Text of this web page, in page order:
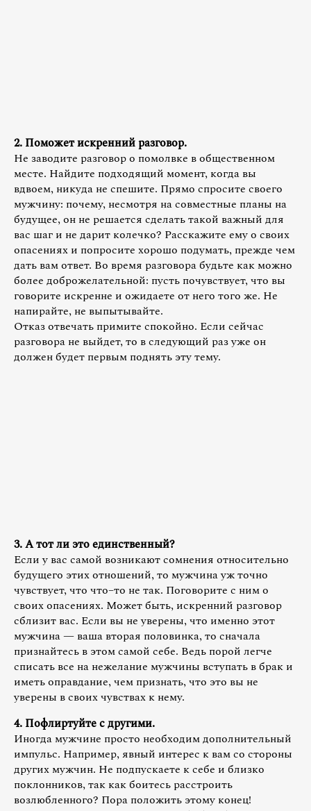
2. Поможет искренний разговор.
Не заводите разговор о помолвке в общественном
месте. Найдите подходящий момент, когда вы
вдвоем, никуда не спешите. Прямо спросите своего
мужчину: почему, несмотря на совместные планы на
будущее, он не решается сделать такой важный для
вас шаг и не дарит колечко? Расскажите ему о своих
опасениях и попросите хорошо подумать, прежде чем
дать вам ответ. Во время разговора будьте как можно
более доброжелательной: пусть почувствует, что вы
говорите искренне и ожидаете от него того же. Не
напирайте, не выпытывайте.
Отказ отвечать примите спокойно. Если сейчас
разговора не выйдет, то в следующий раз уже он
должен будет первым поднять эту тему.
3. А тот ли это единственный?
Если у вас самой возникают сомнения относительно
будущего этих отношений, то мужчина уж точно
чувствует, что что–то не так. Поговорите с ним о
своих опасениях. Может быть, искренний разговор
сблизит вас. Если вы не уверены, что именно этот
мужчина — ваша вторая половинка, то сначала
признайтесь в этом самой себе. Ведь порой легче
списать все на нежелание мужчины вступать в брак и
иметь оправдание, чем признать, что это вы не
уверены в своих чувствах к нему.
4. Пофлиртуйте с другими.
Иногда мужчине просто необходим дополнительный
импульс. Например, явный интерес к вам со стороны
других мужчин. Не подпускаете к себе и близко
поклонников, так как боитесь расстроить
возлюбленного? Пора положить этому конец!